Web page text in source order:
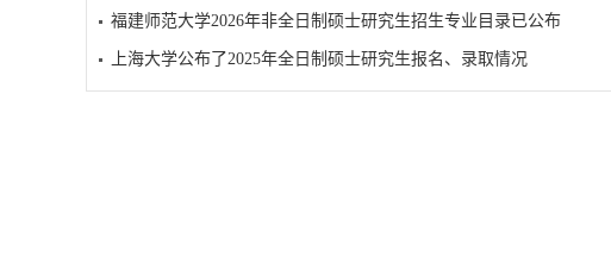
福建师范大学2026年非全日制硕士研究生招生专业目录已公布
上海大学公布了2025年全日制硕士研究生报名、录取情况